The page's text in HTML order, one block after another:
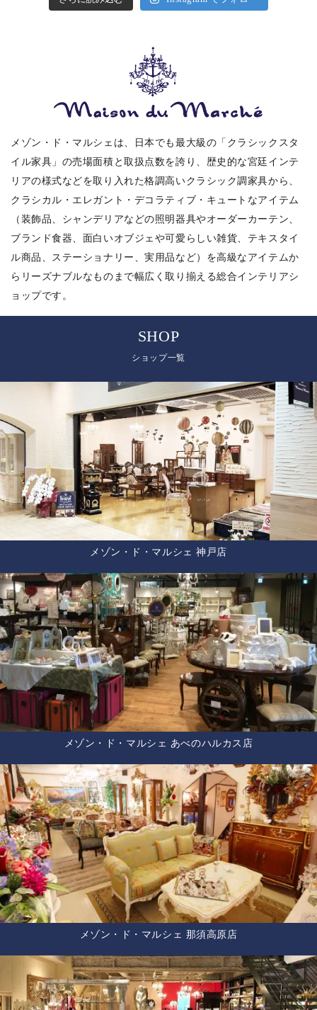
メゾン・ド・マルシェは、日本でも最大級の「クラシックスタ
イル家具」の売場面積と取扱点数を誇り、歴史的な宮廷インテ
リアの様式などを取り入れた格調高いクラシック調家具から、
クラシカル・エレガント・デコラティブ・キュートなアイテム
（装飾品、シャンデリアなどの照明器具やオーダーカーテン、
ブランド食器、面白いオブジェや可愛らしい雑貨、テキスタイ
ル商品、ステーショナリー、実用品など）を高級なアイテムか
らリーズナブルなものまで幅広く取り揃える総合インテリアシ
ョップです。
SHOP
ショップ一覧
メゾン・ド・マルシェ 神戸店
メゾン・ド・マルシェ あべのハルカス店
メゾン・ド・マルシェ 那須高原店